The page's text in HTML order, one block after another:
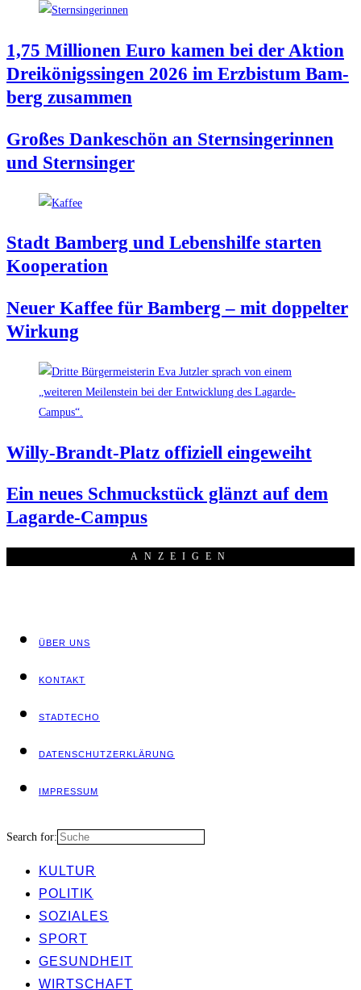
1,75 Mil­lio­nen Euro kamen bei der Akti­on
Drei­kö­nigs­sin­gen 2026 im Erz­bis­tum Bam­
berg zusammen
Gro­ßes Dan­ke­schön an Stern­sin­ge­rin­nen
und Sternsinger
Stadt Bam­berg und Lebens­hil­fe star­ten
Kooperation
Neu­er Kaf­fee für Bam­berg – mit dop­pel­ter
Wirkung
Wil­ly-Brandt-Platz offi­zi­ell eingeweiht
Ein neu­es Schmuck­stück glänzt auf dem
Lagarde-Campus
ANZEI­GEN
ÜBER UNS
KON­TAKT
STADT­ECHO
DATEN­SCHUTZ­ER­KLÄ­RUNG
IMPRES­SUM
Search for:
KUL­TUR
POLI­TIK
SOZIA­LES
SPORT
GESUND­HEIT
WIRT­SCHAFT